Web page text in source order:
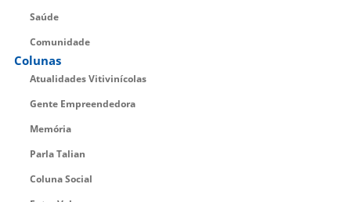
Saúde
Comunidade
Colunas
Atualidades Vitivinícolas
Gente Empreendedora
Memória
Parla Talian
Coluna Social